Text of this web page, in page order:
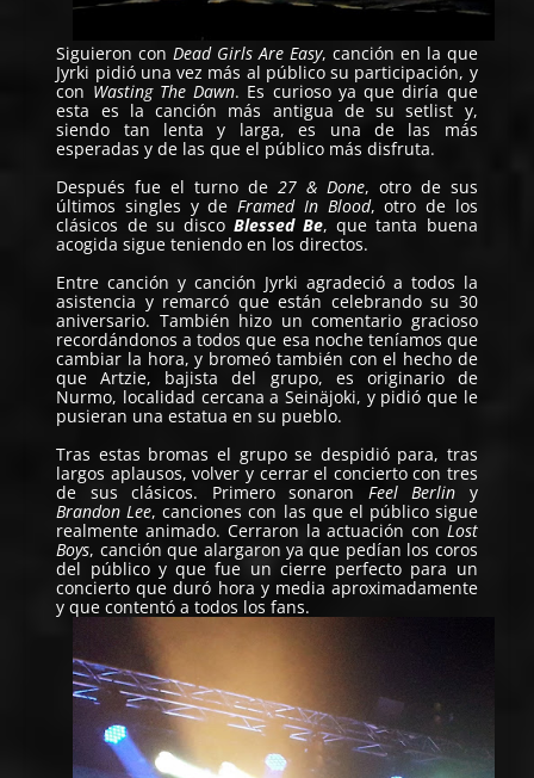
Siguieron conDead Girls Are Easy, canción en la que
Jyrki pidió una vez más al público su participación, y
con Wasting The Dawn. Es curioso ya que diría que
esta es la canción más antigua de su setlist y,
siendo tan lenta y larga, es una de las más
esperadas y de las que el público más disfruta.
Después fue el turno de 27 & Done, otro de sus
últimos singles y deFramed In Blood, otro de los
clásicos de su discoBlessed Be, que tanta buena
acogida sigue teniendo en los directos.
Entre canción y canción Jyrki agradeció a todos la
asistencia y remarcó que están celebrando su 30
aniversario. También hizo un comentario gracioso
recordándonos a todos que esa noche teníamos que
cambiar la hora, y bromeó también con el hecho de
que Artzie, bajista del grupo, es originario de
Nurmo, localidad cercana a Seinäjoki, y pidió que le
pusieran una estatua en su pueblo.
Tras estas bromas el grupo se despidió para, tras
largos aplausos, volver y cerrar el concierto con tres
de sus clásicos. Primero sonaron Feel Berlin y
Brandon Lee, canciones con las que el público sigue
realmente animado. Cerraron la actuación con Lost
Boys, canción que alargaron ya que pedían los coros
del público y que fue un cierre perfecto para un
concierto que duró hora y media aproximadamente
y que contentó a todos los fans.